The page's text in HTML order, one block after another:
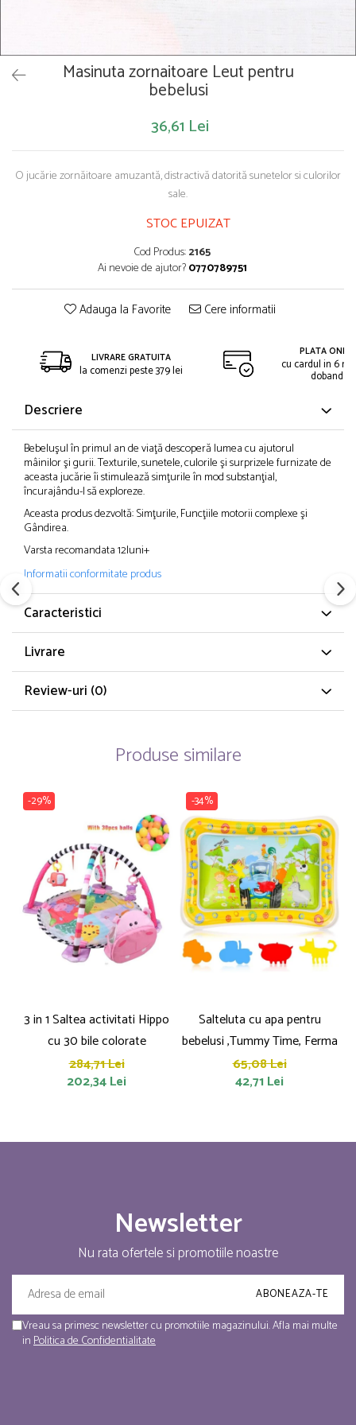
Masinuta zornaitoare Leut pentru
bebelusi
36,61 Lei
O jucărie zornăitoare amuzantă, distractivă datorită sunetelor si culorilor
sale.
STOC EPUIZAT
Cod Produs:2165
Ai nevoie de ajutor?0770789751
Adauga la Favorite Cere informatii
LIVRARE GRATUITA
la comenzi peste 379 lei
PLATA
cu cardul in 6
dobanda
Descriere
Bebeluşul în primul an de viaţă descoperă lumea cu ajutorul
mâinilor şi gurii. Texturile, sunetele, culorile şi surprizele furnizate de
aceasta jucărie îi stimulează simţurile în mod substanţial,
încurajându-l să exploreze.
Aceasta produs dezvoltă: Simţurile, Funcţiile motorii complexe şi
Gândirea.
Varsta recomandata 12luni+
Informatii conformitate produs
Caracteristici
Livrare
Review-uri (0)
Produse similare
-29%
3 in 1 Saltea activitati Hippo
cu 30 bile colorate
284,71 Lei
202,34 Lei
-34%
Salteluta cu apa pentru
bebelusi ,Tummy Time, Ferma
65,08 Lei
42,71 Lei
Newsletter
Nu rata ofertele si promotiile noastre
Vreau sa primesc newsletter cu promotiile magazinului. Afla mai multe
inPolitica de Confidentialitate